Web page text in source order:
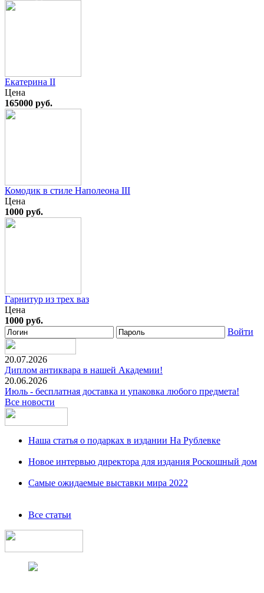
Екатерина II
Цена
165000 руб.
Комодик в стиле Наполеона III
Цена
1000 руб.
Гарнитур из трех ваз
Цена
1000 руб.
Войти
20.07.2026
Диплом антиквара в нашей Академии!
20.06.2026
Июль - бесплатная доставка и упаковка любого предмета!
Все новости
Наша статья о подарках в издании На Рублевке
Новое интервью директора для издания Роскошный дом
Самые ожидаемые выставки мира 2022
Все статьи